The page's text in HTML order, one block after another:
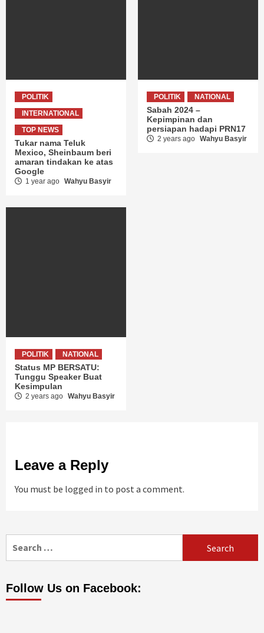
POLITIK
INTERNATIONAL
TOP NEWS
Tukar nama Teluk
Mexico, Sheinbaum beri
amaran tindakan ke atas
Google
1 year ago Wahyu Basyir
POLITIK NATIONAL
Sabah 2024 –
Kepimpinan dan
persiapan hadapi PRN17
2 years ago Wahyu Basyir
POLITIK NATIONAL
Status MP BERSATU:
Tunggu Speaker Buat
Kesimpulan
2 years ago Wahyu Basyir
Leave a Reply
You must be logged in to post a comment.
Follow Us on Facebook: